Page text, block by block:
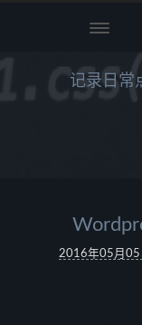
记录日常
2016年05月05